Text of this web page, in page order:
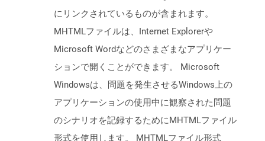
にリンクされているものが含まれます。
MHTMLファイルは、Internet Explorerや
Microsoft Wordなどのさまざまなアプリケー
ションで開くことができます。 Microsoft
Windowsは、問題を発生させるWindows上の
アプリケーションの使用中に観察された問題
のシナリオを記録するためにMHTMLファイル
形式を使用します。 MHTMLファイル形式